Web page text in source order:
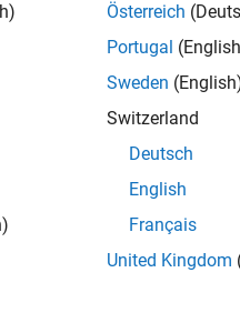
[5 6 7 8 NaN 9]'};
Österreich
Portugal
Sweden
Switzerland
Deutsch
English
Français
United Kingdom